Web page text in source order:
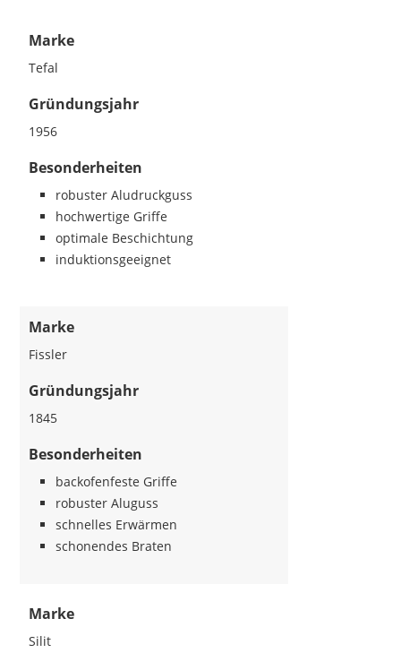
Marke
Tefal
Gründungsjahr
1956
Besonderheiten
robuster Aludruckguss
hochwertige Griffe
optimale Beschichtung
induktionsgeeignet
Marke
Fissler
Gründungsjahr
1845
Besonderheiten
backofenfeste Griffe
robuster Aluguss
schnelles Erwärmen
schonendes Braten
Marke
Silit